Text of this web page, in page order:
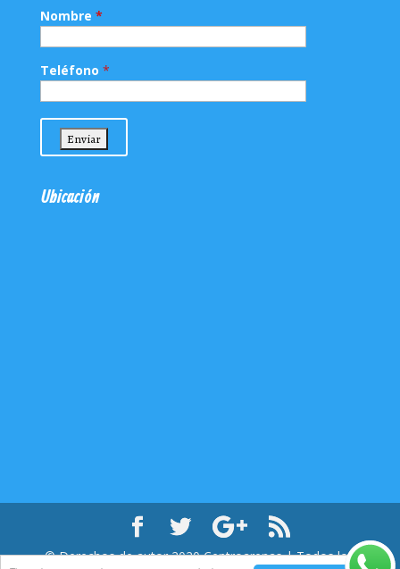
Nombre *
Teléfono *
Ubicación
© Derechos de autor2020Centroarenas | Todos los